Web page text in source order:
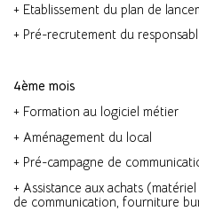
+ Etablissement du plan de
+ Pré-recrutement du
4ème mois
+ Formation au logiciel métier
+ Aménagement du local
+ Pré-campagne de
+ Assistance aux achats
de communication, fourniture